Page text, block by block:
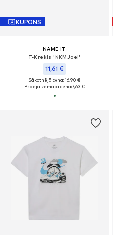
KUPONS
NAME IT
T-Krekls 'NKMJoel'
11,61 €
Sākotnējā cena: 16,90 €
Pēdējā zemākā cena:7,63 €